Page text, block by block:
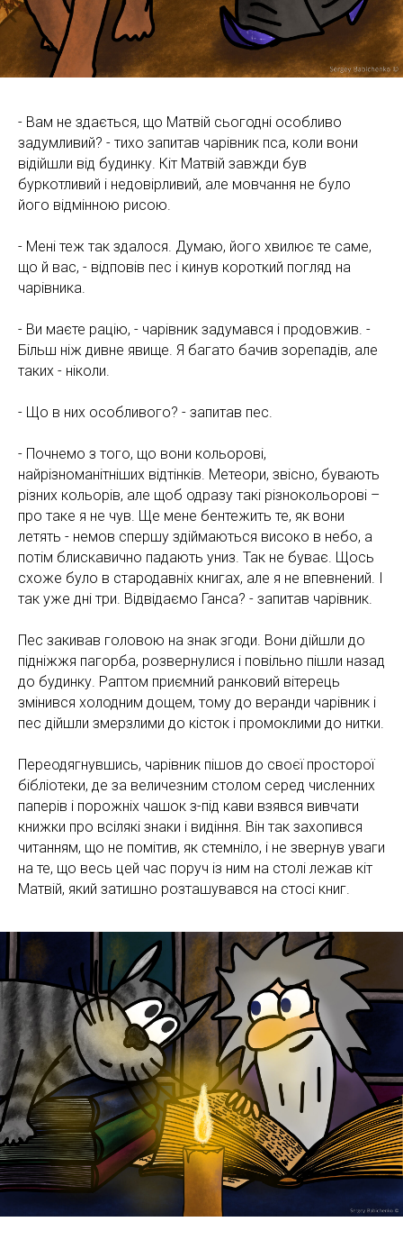
- Вам не здається, що Матвій сьогодні особливо
задумливий? - тихо запитав чарівник пса, коли вони
відійшли від будинку. Кіт Матвій завжди був
буркотливий і недовірливий, але мовчання не було
його відмінною рисою.
- Мені теж так здалося. Думаю, його хвилює те саме,
що й вас, - відповів пес і кинув короткий погляд на
чарівника.
- Ви маєте рацію, - чарівник задумався і продовжив. -
Більш ніж дивне явище. Я багато бачив зорепадів, але
таких - ніколи.
- Що в них особливого? - запитав пес.
- Почнемо з того, що вони кольорові,
найрізноманітніших відтінків. Метеори, звісно, бувають
різних кольорів, але щоб одразу такі різнокольорові –
про таке я не чув. Ще мене бентежить те, як вони
летять - немов спершу здіймаються високо в небо, а
потім блискавично падають униз. Так не буває. Щось
схоже було в стародавніх книгах, але я не впевнений. І
так уже дні три. Відвідаємо Ганса? - запитав чарівник.
Пес закивав головою на знак згоди. Вони дійшли до
підніжжя пагорба, розвернулися і повільно пішли назад
до будинку. Раптом приємний ранковий вітерець
змінився холодним дощем, тому до веранди чарівник і
пес дійшли змерзлими до кісток і промоклими до нитки.
Переодягнувшись, чарівник пішов до своєї просторої
бібліотеки, де за величезним столом серед численних
паперів і порожніх чашок з-під кави взявся вивчати
книжки про всілякі знаки і видіння. Він так захопився
читанням, що не помітив, як стемніло, і не звернув уваги
на те, що весь цей час поруч із ним на столі лежав кіт
Матвій, який затишно розташувався на стосі книг.